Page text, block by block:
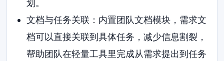
划。
文档与任务关联：内置团队文档模块，需求文
档可以直接关联到具体任务，减少信息割裂，
帮助团队在轻量工具里完成从需求提出到任务